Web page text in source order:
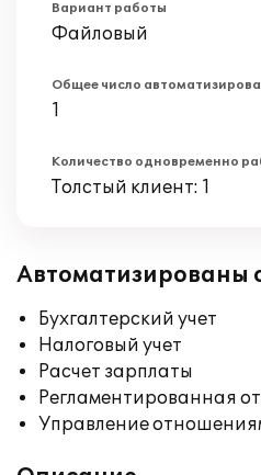
Вариант работы
Файловый
Общее число
1
Количество одновременно
Толстый клиент: 1
Автоматизированы
Бухгалтерский учет
Налоговый учет
Расчет зарплаты
Регламентированная
Управление